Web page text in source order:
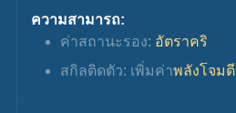
ความสามารถ:
ค่าสถานะรอง: อัตราคริ
สกิลติดตัว: เพิ่มค่าพลังโจมตี